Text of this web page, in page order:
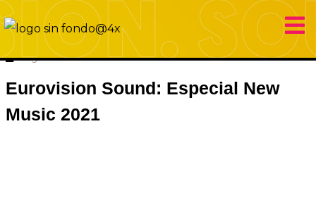
Eurovision Sound
2 enero 2021
Hugo Carabaña Menéndez
Eurovision Sound: Especial New
Music 2021